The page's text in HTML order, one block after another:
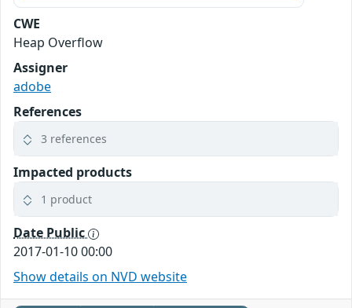
CWE
Heap Overflow
Assigner
adobe
References
3 references
Impacted products
1 product
Date Public
2017-01-10 00:00
Show details on NVD website